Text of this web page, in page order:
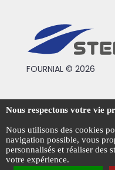
FOURNIAL © 2026
Conditions générales
Mentions légales
Politique de
Gestion des cookies
Nous respectons votre vie
Nous utilisons des cookies
navigation possible, vous
personnalisés et réaliser des
votre expérience.